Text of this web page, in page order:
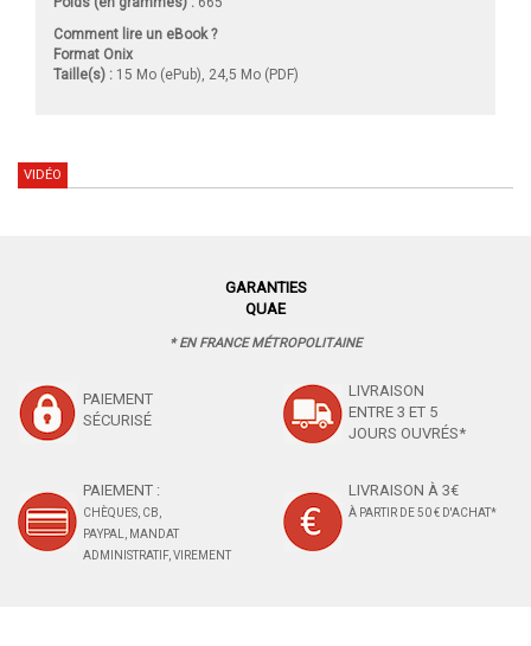
Comment lire un eBook ?
Format Onix
Taille(s) : 15 Mo (ePub), 24,5 Mo (PDF)
VIDÉO
GARANTIES
QUAE
* EN FRANCE MÉTROPOLITAINE
PAIEMENT
SÉCURISÉ
LIVRAISON
ENTRE 3 ET 5
JOURS OUVRÉS*
PAIEMENT :
CHÈQUES, CB,
PAYPAL, MANDAT
ADMINISTRATIF, VIREMENT
LIVRAISON À 3€
À PARTIR DE 50 € D'ACHAT*